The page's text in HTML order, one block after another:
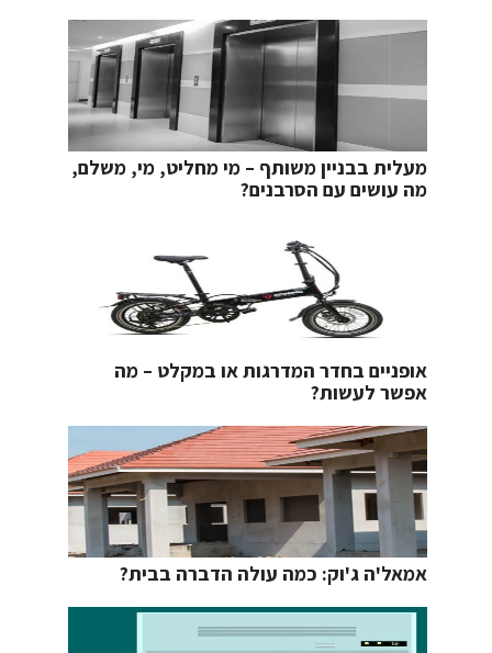
מעלית בבניין משותף – מי מחליט, מי, משלם,
מה עושים עם הסרבנים?
אופניים בחדר המדרגות או במקלט – מה
אפשר לעשות?
אמאל'ה ג'וק: כמה עולה הדברה בבית?